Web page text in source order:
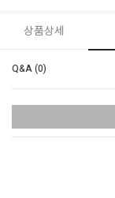
상품상세
Q&A (0)